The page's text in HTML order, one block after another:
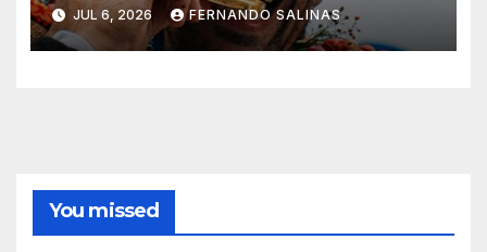
JUL 6, 2026 FERNANDO SALINAS
You missed